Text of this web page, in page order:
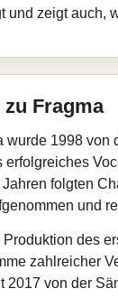
und zeigt auch,
zu Fragma
wurde 1998 von
erfolgreiches
Jahren folgten
und
Produktion des
zahlreicher
2017 von der